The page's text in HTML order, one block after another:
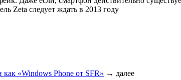
Zeta следует ждать в 2013 году
«Windows Phone от SFR» → далее